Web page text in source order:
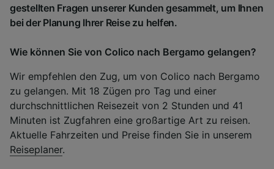
gestellten Fragen unserer Kunden gesammelt, um Ihnen
bei der Planung Ihrer Reise zu helfen.
Wie können Sie von Colico nach Bergamo gelangen?
Wir empfehlen den Zug, um von Colico nach Bergamo
zu gelangen. Mit 18 Zügen pro Tag und einer
durchschnittlichen Reisezeit von 2 Stunden und 41
Minuten ist Zugfahren eine großartige Art zu reisen.
Aktuelle Fahrzeiten und Preise finden Sie in unserem
Reiseplaner.